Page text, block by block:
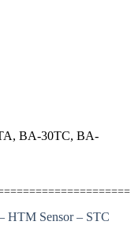
BA-30TC, BA-
HTM Sensor – STC